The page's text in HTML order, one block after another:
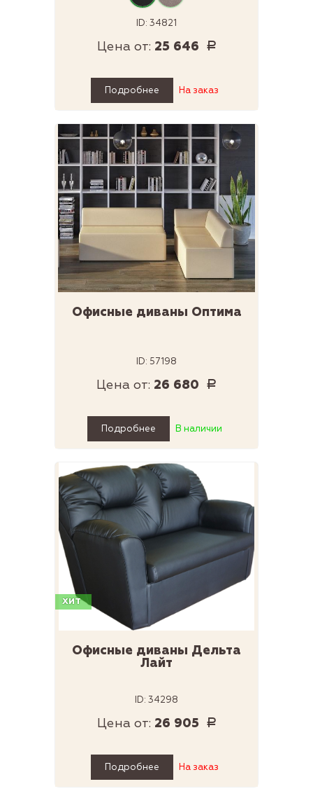
ID: 34821
Цена от: 25 646 Р
Подробнее На заказ
Офисные диваны Оптима
ID: 57198
Цена от: 26 680 Р
Подробнее В наличии
ХИТ
Офисные диваны Дельта
Лайт
ID: 34298
Цена от: 26 905 Р
Подробнее На заказ